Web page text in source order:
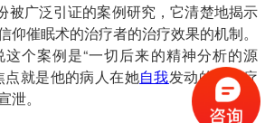
被广泛引证的案例研究，它清楚地揭示
仰催眠术的治疗者的治疗效果的机制。
个案例是“一切后来的精神分析的源
点就是他的病人在她自我发动的谈话疗
。